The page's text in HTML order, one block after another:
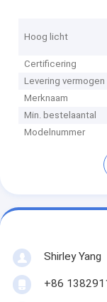
Hoog licht
Certificering
Levering vermogen
Merknaam
Min. bestelaantal
Modelnummer
Shirley Yang
+86